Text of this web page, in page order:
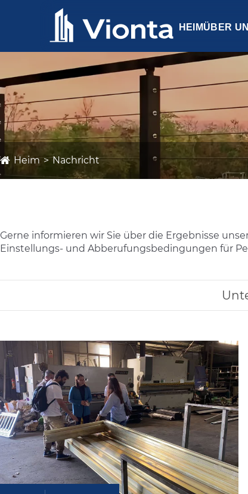
HEIMÜBER
Heim Nachricht
Gerne informieren wir Sie über die Ergebnisse
Einstellungs- und Abberufungsbedingungen für